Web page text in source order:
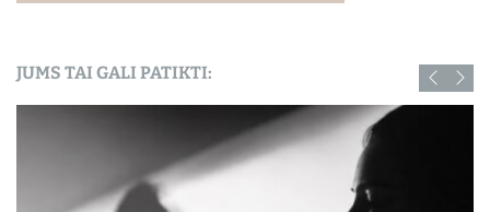
JUMS TAI GALI PATIKTI: